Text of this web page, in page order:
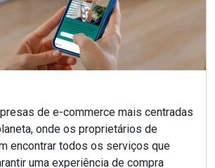
de e-commerce mais centradas
onde os proprietários de
encontrar todos os serviços que
uma experiência de compra